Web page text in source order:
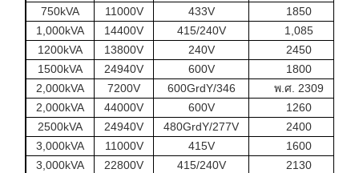
750kVA
11000V 433V
1850
1,000kVA
14400V 415/240V
1,085
1200kVA
13800V 240V
2450
1500kVA
24940V 600V
1800
2,000kVA
7200V 600GrdY/346
พ.ศ. 2309
2,000kVA
44000V 600V
1260
2500kVA
24940V 480GrdY/277V
2400
3,000kVA
11000V 415V
1600
3,000kVA
22800V 415/240V
2130